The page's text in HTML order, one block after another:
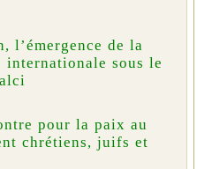
l’émergence de la
internationale sous le
pour la paix au
chrétiens, juifs et